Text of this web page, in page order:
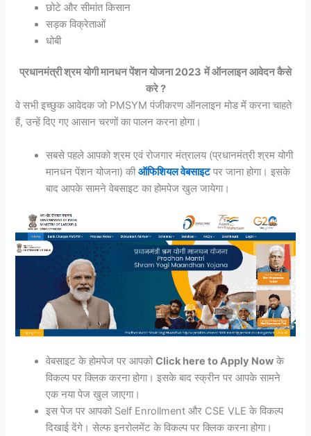
छोटे और सीमांत किसान
सड़क विक्रेताओं
धोबी
प्रधानमंत्री श्रम योगी मानधन पेंशन योजना 2023 में ऑनलाइन आवेदन कैसे
करे?
वे सभी इच्छुक आवेदक जो PMSYM पंजीकरण ऑनलाइन मोड में करना चाहते
हैं, उन्हें दिए गए आसान चरणों का पालन करना होगा।
सबसे पहले आपको श्रम एवं रोजगार मंत्रालय (प्रधानमंत्री श्रम योगी
मानधन पेंशन योजना) कीऑफिशियल वेबसाइटपर जाना होगा। इसके
बाद आपके सामने वेबसाइट का होमपेज खुल जायेगा।
वेबसाइट के होमपेज पर आपकोClick here to Apply Now के
विकल्प पर क्लिक करना होगा। इसके बाद स्क्रीन पर आपके सामने
एक नया पेज खुल जाएगा।
इस पेज पर आपको Self Enrollment और CSE VLE के विकल्प
दिखाई देंगे। सेल्फ इनरोलमेंट के विकल्प पर क्लिक करना होगा।